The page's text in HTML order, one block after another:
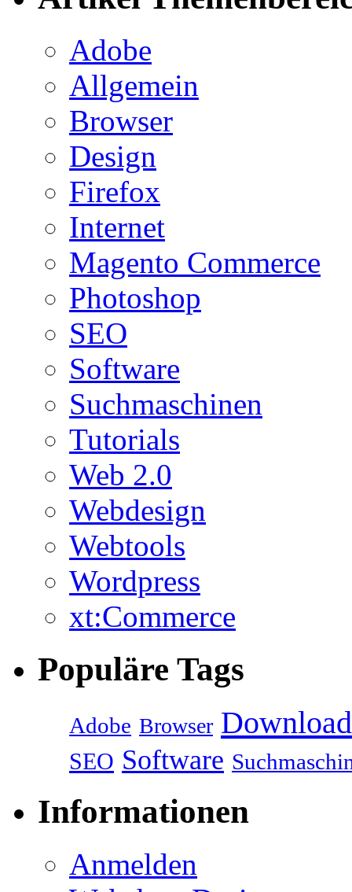
Adobe
Allgemein
Browser
Design
Firefox
Internet
Magento Commerce
Photoshop
SEO
Software
Suchmaschinen
Tutorials
Web 2.0
Webdesign
Webtools
Wordpress
xt:Commerce
Populäre Tags
Adobe Browser Download
SEO Software
Informationen
Anmelden